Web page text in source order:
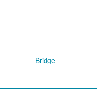
Bridge